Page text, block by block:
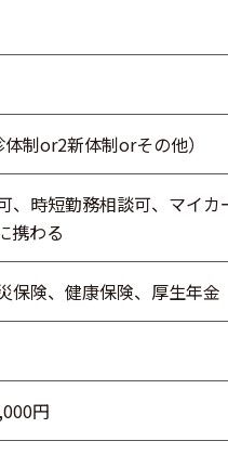
制or2新体制orその他）
、時短勤務相談可、マイ
携わる
保険、健康保険、厚生年金
円